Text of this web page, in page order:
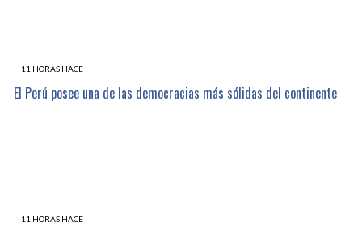
11 HORAS HACE
El Perú posee una de las democracias más sólidas del continente
11 HORAS HACE